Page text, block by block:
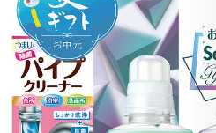
カテゴリから選ぶ
贈る相手から選ぶ